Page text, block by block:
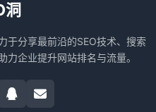
洞
于分享最前沿的SEO技术、搜索
力企业提升网站排名与流量。